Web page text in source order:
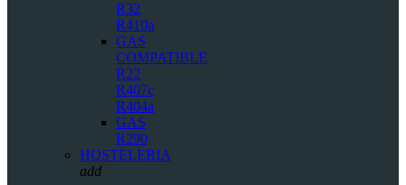
R32
R410a
GAS
COMPATIBLE
R22
R407c
R404a
GAS
R290
HOSTELERIA
add